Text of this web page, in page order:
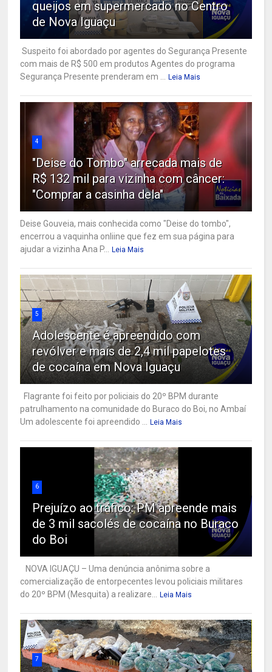
queijos em supermercado no Centro
de Nova Iguaçu
Suspeito foi abordado por agentes do Segurança Presente
com mais de R$ 500 em produtos Agentes do programa
Segurança Presente prenderam em ...
Leia Mais
4
"Deise do Tombo" arrecada mais de
R$ 132 mil para vizinha com câncer:
"Comprar a casinha dela"
Deise Gouveia, mais conhecida como "Deise do tombo",
encerrou a vaquinha onliine que fez em sua página para
ajudar a vizinha Ana P...
Leia Mais
5
Adolescente é apreendido com
revólver e mais de 2,4 mil papelotes
de cocaína em Nova Iguaçu
Flagrante foi feito por policiais do 20º BPM durante
patrulhamento na comunidade do Buraco do Boi, no Ambaí
Um adolescente foi apreendido ...
Leia Mais
6
Prejuízo ao tráfico: PM apreende mais
de 3 mil sacolés de cocaína no Buraco
do Boi
NOVA IGUAÇU – Uma denúncia anônima sobre a
comercialização de entorpecentes levou policiais militares
do 20º BPM (Mesquita) a realizare...
Leia Mais
7